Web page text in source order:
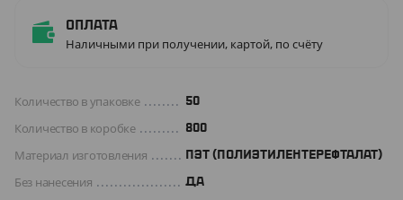
Оплата
Наличными при получении, картой, по счёту
Количество в упаковке 50
Количество в коробке 800
Материал изготовления ПЭТ (ПОЛИЭТИЛЕНТЕРЕФТАЛАТ)
Без нанесения ДА